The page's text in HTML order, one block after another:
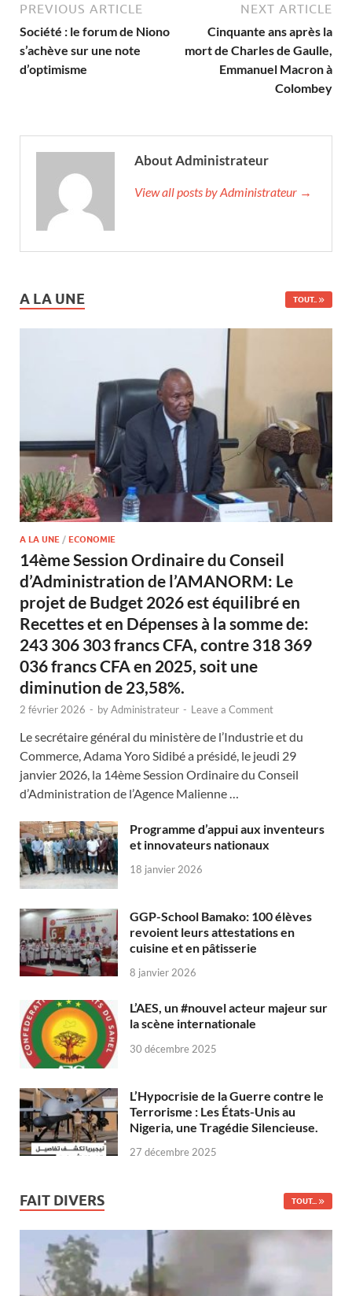
PREVIOUS ARTICLE
Société : le forum de Niono
s’achève sur une note
d’optimisme
NEXT ARTICLE
Cinquante ans après la
mort de Charles de Gaulle,
Emmanuel Macron à
Colombey
About Administrateur
View all posts by Administrateur →
A LA UNE TOUT..
A LA UNE / ECONOMIE
14ème Session Ordinaire du Conseil
d’Administration de l’AMANORM: Le
projet de Budget 2026 est équilibré en
Recettes et en Dépenses à la somme de:
243 306 303 francs CFA, contre 318 369
036 francs CFA en 2025, soit une
diminution de 23,58%.
2 février 2026 - byAdministrateur - Leave a Comment
Le secrétaire général du ministère de l’Industrie et du
Commerce, Adama Yoro Sidibé a présidé, le jeudi 29
janvier 2026, la 14ème Session Ordinaire du Conseil
d’Administration de l’Agence Malienne …
Programme d’appui aux inventeurs
et innovateurs nationaux
18 janvier 2026
GGP-School Bamako: 100 élèves
revoient leurs attestations en
cuisine et en pâtisserie
8 janvier 2026
L’AES, un #nouvel acteur majeur sur
la scène internationale
30 décembre 2025
L’Hypocrisie de la Guerre contre le
Terrorisme : Les États-Unis au
Nigeria, une Tragédie Silencieuse.
27 décembre 2025
FAIT DIVERS TOUT...